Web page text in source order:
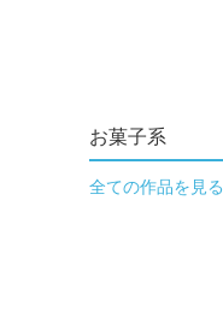
お菓子系
全ての作品を見る